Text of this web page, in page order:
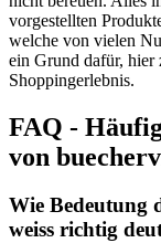
vorgestellten
welche von vielen
ein Grund dafür, hier
Shoppingerlebnis.
FAQ -
von
Wie Bedeutung
weiss richtig